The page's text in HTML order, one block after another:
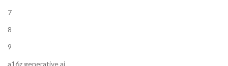
7
8
9
a16z generative ai